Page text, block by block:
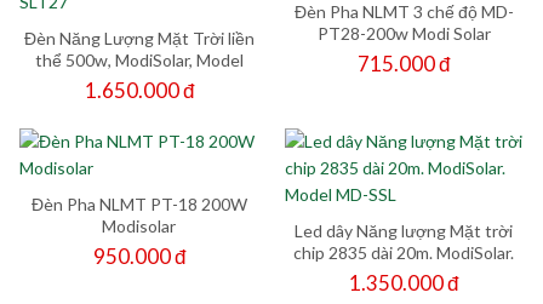
Đèn Năng Lượng Mặt Trời liền
thể 500w, ModiSolar, Model
SLT27
1.650.000 đ
Đèn Pha NLMT 3 chế độ MD-
PT28-200w Modi Solar
715.000 đ
Đèn Pha NLMT PT-18 200W
Modisolar
950.000 đ
Led dây Năng lượng Mặt trời
chip 2835 dài 20m. ModiSolar.
Model MD-SSL
1.350.000 đ